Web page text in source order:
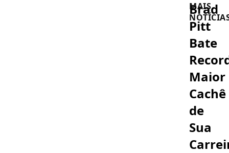
Brad
Pitt
Bate
Maior
Cachê
de
Sua
MAIS
BRASIL
Flávio
Bolsonaro
anuncia
Alfredo
Gaspar
como
vice
e
chapa
NOVELAS
Ama
Justiça
denúncia
BELEZA
Deborah